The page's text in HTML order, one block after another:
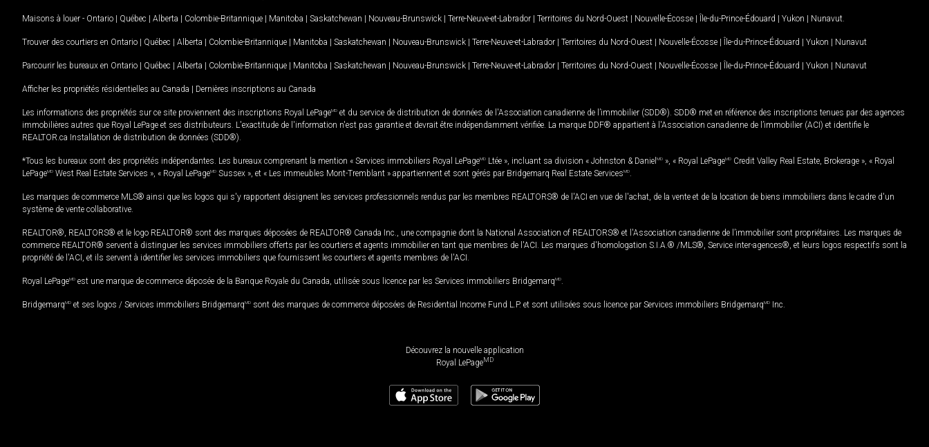
Maisons à louer - Ontario | Québec | Alberta | Colombie-Britannique | Manitoba | Saskatchewan | Nouveau-Brunswick | Terre-Neuve-et-Labrador | Territoires du Nord-Ouest | Nouvelle-Écosse | Île-du-Prince-Édouard | Yukon | Nunavut
Trouver des courtiers en Ontario | Québec | Alberta | Colombie-Britannique | Manitoba | Saskatchewan | Nouveau-Brunswick | Terre-Neuve-et-Labrador | Territoires du Nord-Ouest | Nouvelle-Écosse | Île-du-Prince-Édouard | Yukon | Nunavut
Parcourir les bureaux en Ontario | Québec | Alberta | Colombie-Britannique | Manitoba | Saskatchewan | Nouveau-Brunswick | Terre-Neuve-et-Labrador | Territoires du Nord-Ouest | Nouvelle-Écosse | Île-du-Prince-Édouard | Yukon | Nunavut
Afficher les propriétés résidentielles au Canada | Dernières inscriptions au Canada
Les informations des propriétés sur ce site proviennent des inscriptions Royal LePageMD et du service de distribution de données de l'Association canadienne de l’immobilier (SDD®). SDD® met en référence des inscriptions tenues par des agences
immobilières autres que Royal LePage et ses distributeurs. L'exactitude de l'information n'est pas garantie et devrait être indépendamment vérifiée. La marque DDF® appartient à l'Association canadienne de l’immobilier (ACI) et identifie le
REALTOR.ca Installation de distribution de données (SDD®).
*Tous les bureaux sont des propriétés indépendantes. Les bureaux comprenant la mention « Services immobiliers Royal LePageMD Ltée », incluant sa division « Johnston & Daniel MD », « Royal LePageMD Credit Valley Real Estate, Brokerage », « Royal
LePageMD West Real Estate Services », « Royal LePageMD Sussex », et « Les immeubles Mont-Tremblant » appartiennent et sont gérés par Bridgemarq Real Estate ServicesMD
Les marques de commerce MLS® ainsi que les logos qui s'y rapportent désignent les services professionnels rendus par les membres REALTORS® de l'ACI en vue de l'achat, de la vente et de la location de biens immobiliers dans le cadre d'un
système de vente collaborative.
REALTOR®, REALTORS® et le logo REALTOR® sont des marques déposées de REALTOR® Canada Inc., une compagnie dont la National Association of REALTORS® et l'Association canadienne de l’immobilier sont propriétaires. Les marques de
commerce REALTOR® servent à distinguer les services immobiliers offerts par les courtiers et agents immobilier en tant que membres de l'ACI. Les marques d'homologation S.I.A.® /MLS®, Service inter-agences®, et leurs logos respectifs sont la
propriété de l'ACI, et ils servent à identifier les services immobiliers que fournissent les courtiers et agents membres de l'ACI.
Royal LePageMD est une marque de commerce déposée de la Banque Royale du Canada, utilisée sous licence par les Services immobiliers BridgemarqMD
BridgemarqMD et ses logos / Services immobiliers BridgemarqMD sont des marques de commerce déposées de Residential Income Fund L.P. et sont utilisées sous licence par Services immobiliers BridgemarqMD Inc.
Découvrez la nouvelle application
Royal LePageMD